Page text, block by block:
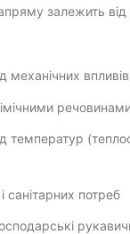
залежить
механічних впливів
температур
санітарних потреб